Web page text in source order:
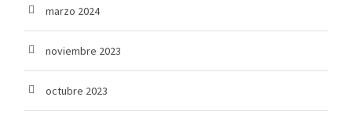
marzo 2024
noviembre 2023
octubre 2023